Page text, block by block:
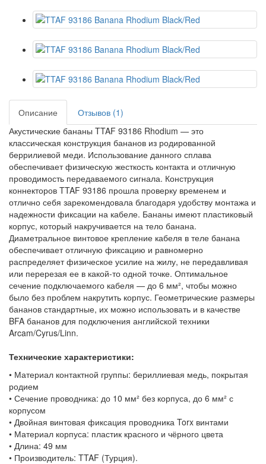
Описание
Отзывов (1)
Акустические бананы TTAF 93186 Rhodium — это
классическая конструкция бананов из родированной
беррилиевой меди. Использование данного сплава
обеспечивает физическую жесткость контакта и отличную
проводимость передаваемого сигнала. Конструкция
коннекторов TTAF 93186 прошла проверку временем и
отлично себя зарекомендовала благодаря удобству монтажа и
надежности фиксации на кабеле. Бананы имеют пластиковый
корпус, который накручивается на тело банана.
Диаметральное винтовое крепление кабеля в теле банана
обеспечивает отличную фиксацию и равномерно
распределяет физическое усилие на жилу, не передавливая
или перерезая ее в какой-то одной точке. Оптимальное
сечение подключаемого кабеля — до 6 мм², чтобы можно
было без проблем накрутить корпус. Геометрические размеры
бананов стандартные, их можно использовать и в качестве
BFA бананов для подключения английской техники
Arcam/Cyrus/Linn.
Технические характеристики:
• Материал контактной группы: бериллиевая медь, покрытая
родием
• Сечение проводника: до 10 мм² без корпуса, до 6 мм² с
корпусом
• Двойная винтовая фиксация проводника Torx винтами
• Материал корпуса: пластик красного и чёрного цвета
• Длина: 49 мм
• Производитель: TTAF (Турция).